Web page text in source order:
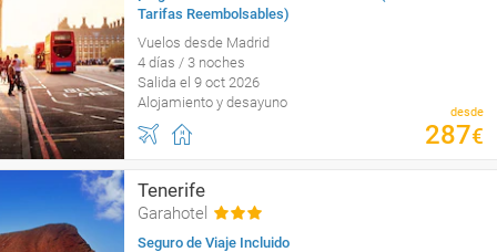
Tarifas Reembolsables)
Vuelos desde Madrid
4 días / 3 noches
Salida el 9 oct 2026
Alojamiento y desayuno
desde
287€
Tenerife
Garahotel
Seguro de Viaje Incluido